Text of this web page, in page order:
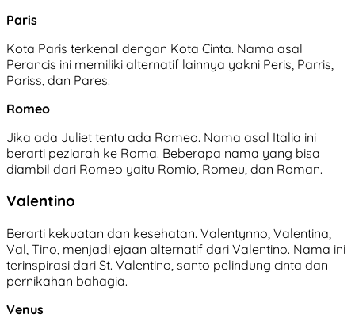
Paris
Kota Paris terkenal dengan Kota Cinta. Nama asal
Perancis ini memiliki alternatif lainnya yakni Peris, Parris,
Pariss, dan Pares.
Romeo
Jika ada Juliet tentu ada Romeo. Nama asal Italia ini
berarti peziarah ke Roma. Beberapa nama yang bisa
diambil dari Romeo yaitu Romio, Romeu, dan Roman.
Valentino
Berarti kekuatan dan kesehatan. Valentynno, Valentina,
Val, Tino, menjadi ejaan alternatif dari Valentino. Nama ini
terinspirasi dari St. Valentino, santo pelindung cinta dan
pernikahan bahagia.
Venus